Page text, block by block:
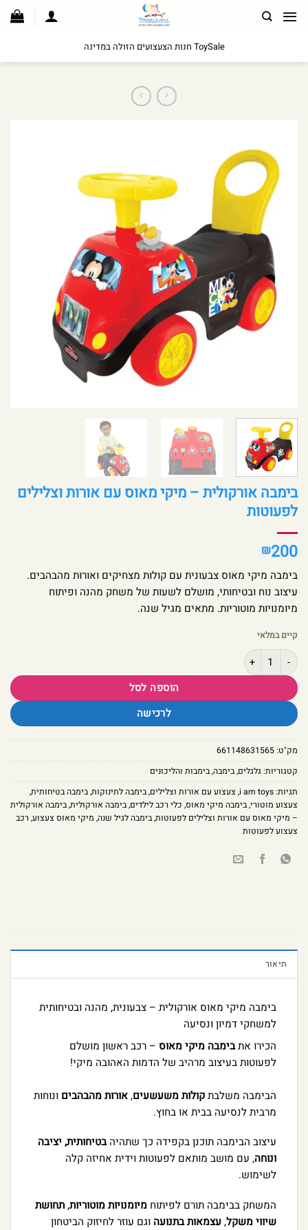
לתוכן
ToySale חנות הצעצועים הזולה במדינה
בימבה אורקולית – מיקי מאוס עם אורות וצלילים
לפעוטות
₪200
בימבה מיקי מאוס צבעונית עם קולות מצחיקים ואורות מהבהבים.
עיצוב נוח ובטיחותי, מושלם לשעות של משחק מהנה ופיתוח
מיומנויות מוטוריות. מתאים מגיל שנה.
קיים במלאי
כמות של בימבה אורקולית – מיקי מאוס עם אורות וצלילים לפעוטות
הוספה לסל
לרכישה
מק"ט:661148631565
קטגוריות:גלגלים,בימבה,בימבות והליכונים
תגיות:i am toys
, צעצוע עם אורות וצלילים,בימבה לתינוקות,בימבה בטיחותית,
צעצוע מוטורי,בימבה מיקי מאוס, כלי רכב לילדים,בימבה אורקולית,בימבה אורקולית
– מיקי מאוס עם אורות וצלילים לפעוטות,בימבה לגיל שנה, מיקי מאוס צעצוע, רכב
צעצוע לפעוטות
תיאור
בימבה מיקי מאוס אורקולית – צבעונית, מהנה ובטיחותית
למשחקי דמיון ונסיעה
הכירו אתבימבה מיקי מאוס – רכב ראשון מושלם
לפעוטות בעיצוב מרהיב של הדמות האהובה מיקי!
הבימבה משלבתקולות משעשעים,אורות מהבהבים ונוחות
מרבית לנסיעה בבית או בחוץ.
עיצוב הבימבה תוכנן בקפידה כך שתהיהבטיחותית, יציבה
ונוחה, עם מושב מותאם לפעוטות וידית אחיזה קלה
לשימוש.
המשחק בבימבה תורם לפיתוח מיומנויות מוטוריות,תחושת
שיווי משקל, עצמאות בתנועה וגם עוזר לחיזוק הביטחון